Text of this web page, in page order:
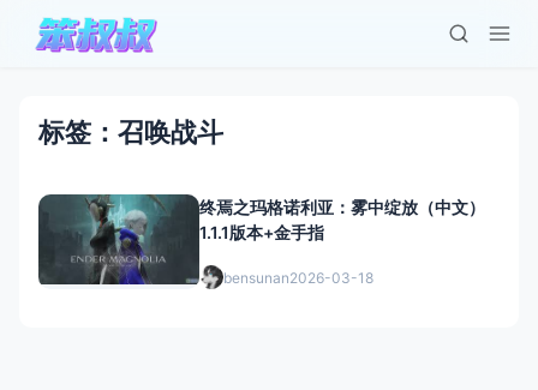
标签：召唤战斗
终焉之玛格诺利亚：雾中绽放（中文）
1.1.1版本+金手指
bensunan2026-03-18